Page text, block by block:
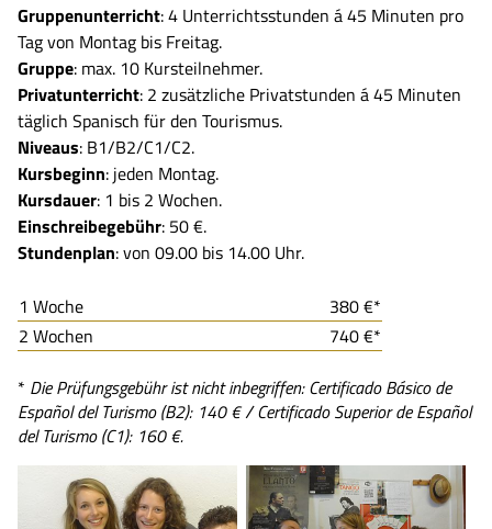
Gruppenunterricht: 4 Unterrichtsstunden á 45 Minuten pro
Tag von Montag bis Freitag.
Gruppe: max. 10 Kursteilnehmer.
Privatunterricht: 2 zusätzliche Privatstunden á 45 Minuten
täglich Spanisch für den Tourismus.
Niveaus: B1/B2/C1/C2.
Kursbeginn: jeden Montag.
Kursdauer: 1 bis 2 Wochen.
Einschreibegebühr: 50 €.
Stundenplan: von 09.00 bis 14.00 Uhr.
1 Woche
380 €*
2 Wochen
740 €*
* Die Prüfungsgebühr ist nicht inbegriffen: Certificado Básico de
Español del Turismo (B2): 140 € / Certificado Superior de Español
del Turismo (C1): 160 €.